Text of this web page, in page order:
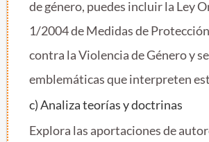
de género, puedes incluir la Ley
1/2004 de Medidas de
contra la Violencia de Género y
emblemáticas que interpreten
c) Analiza teorías y doctrinas
Explora las aportaciones de